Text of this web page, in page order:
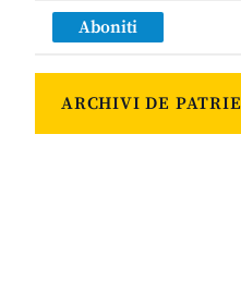
Aboniti
ARCHIVI DE PATRIE